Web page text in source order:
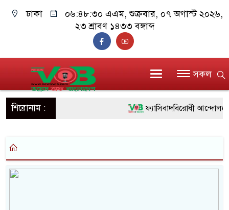
ঢাকা ০৬:৪৮:৩০ এএম, শুক্রবার, ০৭ অগাস্ট ২০২৬,
২৩ শ্রাবণ ১৪৩৩ বঙ্গাব্দ
সকল
শিরোনাম : ফ্যাসিবাদবিরোধী আন্দোলনে